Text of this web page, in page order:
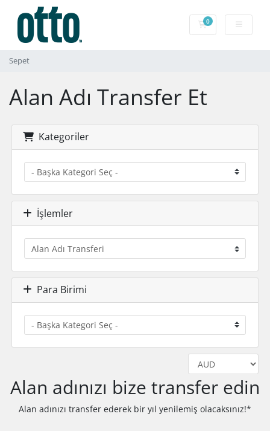
0Sepet
Sepet
Alan Adı Transfer Et
Kategoriler
İşlemler
Para Birimi
Alan adınızı bize transfer edin
Alan adınızı transfer ederek bir yıl yenilemiş olacaksınız!*